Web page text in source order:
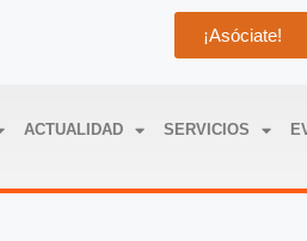
¡Asóciate!
ACTUALIDAD SERVICIOS